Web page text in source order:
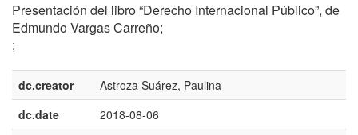
Presentación del libro “Derecho Internacional Público”, de
Edmundo Vargas Carreño;
;
dc.creator
Astroza Suárez, Paulina
dc.date
2018-08-06